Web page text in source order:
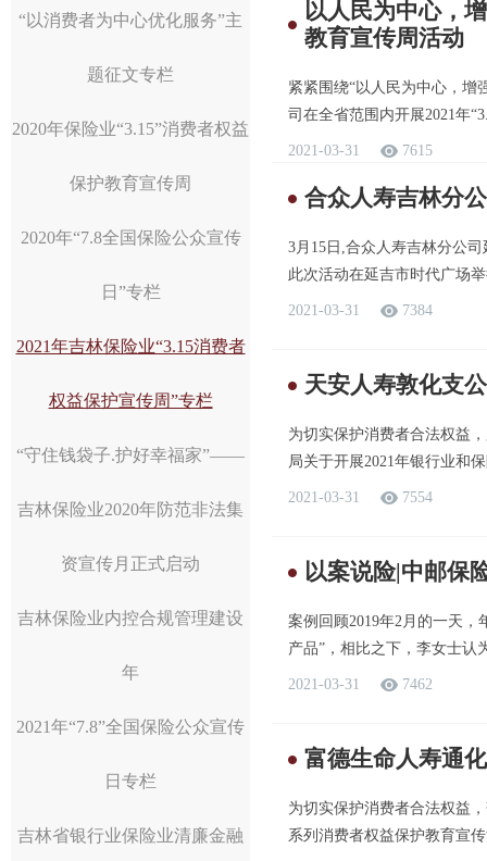
“以消费者为中心优化服务”主
题征文专栏
2020年保险业“3.15”消费者权益
保护教育宣传周
2020年“7.8全国保险公众宣传
日”专栏
2021年吉林保险业“3.15消费者
权益保护宣传周”专栏
“守住钱袋子.护好幸福家”——
吉林保险业2020年防范非法集
资宣传月正式启动
吉林保险业内控合规管理建设
年
2021年“7.8”全国保险公众宣传
日专栏
吉林省银行业保险业清廉金融
以人民为中心，
教育宣传周活动
紧紧围绕“以人民为中心，增
司在全省范围内开展2021年
2021-03-31 7615
合众人寿吉林分
3月15日,合众人寿吉林分公
此次活动在延吉市时代广场
2021-03-31 7384
天安人寿敦化支
为切实保护消费者合法权益
局关于开展2021年银行业和
2021-03-31 7554
以案说险|中邮保
案例回顾2019年2月的一天
产品”，相比之下，李女士认
2021-03-31 7462
富德生命人寿通
为切实保护消费者合法权益
系列消费者权益保护教育宣